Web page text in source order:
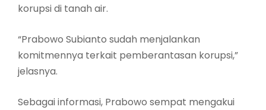
korupsi di tanah air.
“Prabowo Subianto sudah menjalankan
komitmennya terkait pemberantasan korupsi,”
jelasnya.
Sebagai informasi, Prabowo sempat mengakui